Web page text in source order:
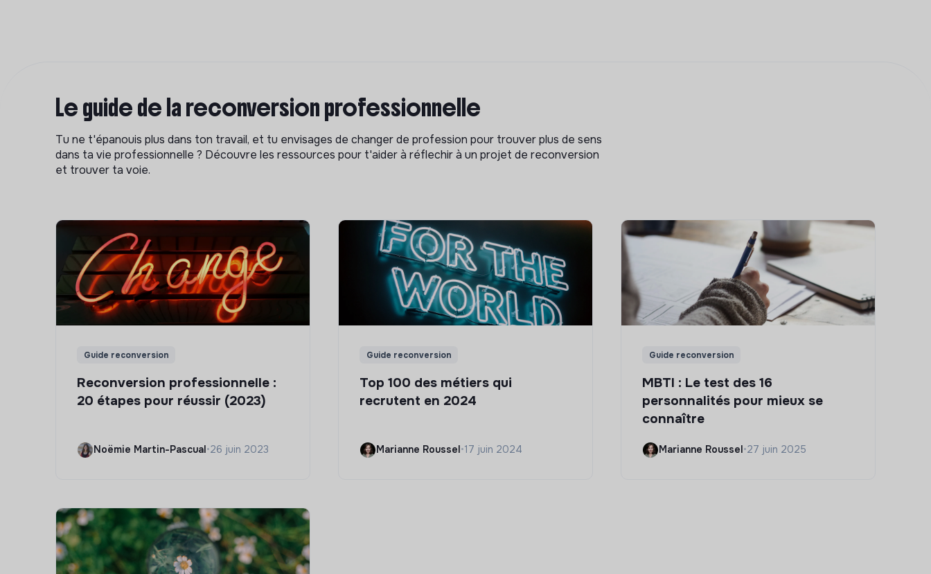
Le guide de la reconversion professionnelle
Tu ne t'épanouis plus dans ton travail, et tu envisages de changer de profession pour trouver plus de sens
dans ta vie professionnelle ? Découvre les ressources pour t'aider à réflechir à un projet de reconversion
et trouver ta voie.
Guide reconversion
Reconversion professionnelle :
20 étapes pour réussir (2023)
Noëmie Martin-Pascual•26 juin 2023
Guide reconversion
Top 100 des métiers qui
recrutent en 2024
Marianne Roussel•17 juin 2024
Guide reconversion
MBTI : Le test des 16
personnalités pour mieux se
connaître
Marianne Roussel•27 juin 2025